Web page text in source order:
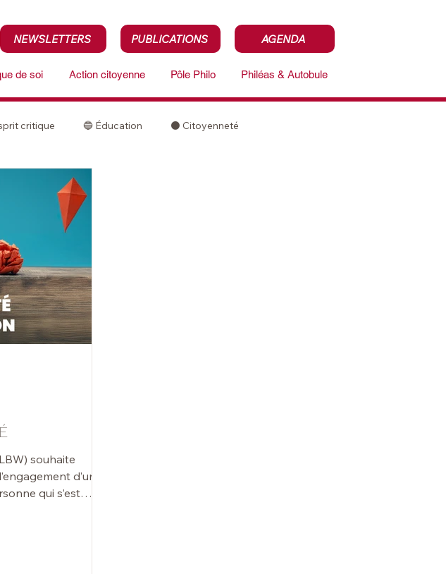
NEWSLETTERS PUBLICATIONS AGENDA
de soi Action citoyenne Pôle Philo Philéas & Autobule
critique 🔵 Éducation ⚫️ Citoyenneté
souhaite
d’une
qui s’est